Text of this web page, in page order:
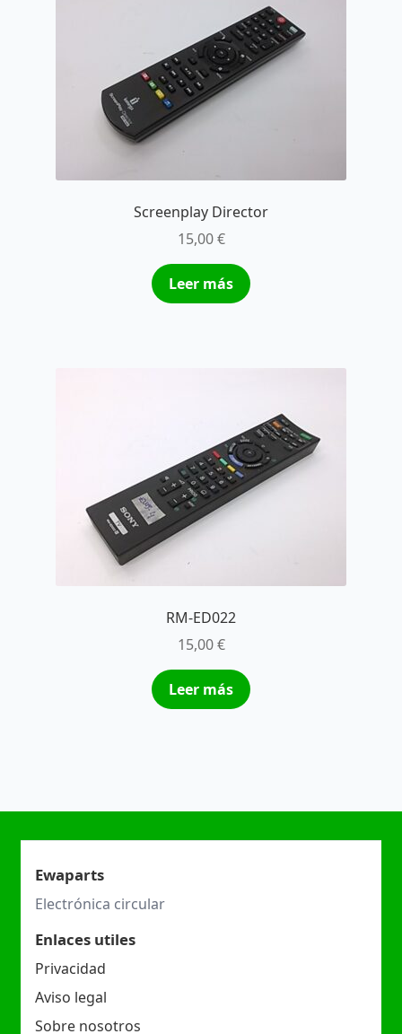
Screenplay Director
15,00€
Leer más
RM-ED022
15,00€
Leer más
Ewaparts
Electrónica circular
Enlaces utiles
Privacidad
Aviso legal
Sobre nosotros